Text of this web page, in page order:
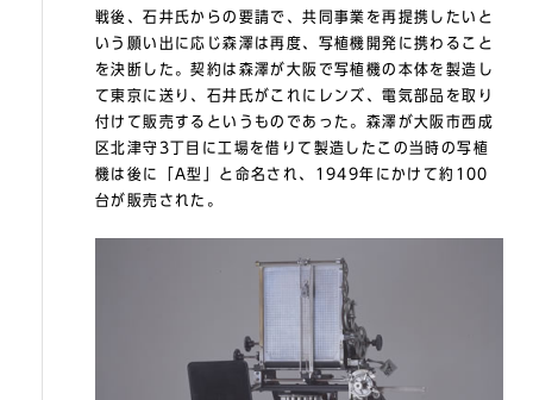
戦後、⽯井⽒からの要請で、共同事業を再提携したいと
いう願い出に応じ森澤は再度、写植機開発に携わること
を決断した。契約は森澤が大阪で写植機の本体を製造し
て東京に送り、石井氏がこれにレンズ、電気部品を取り
付けて販売するというものであった。森澤が大阪市西成
区北津守3丁目に工場を借りて製造したこの当時の写植
機は後に「A型」と命名され、1949年にかけて約100
台が販売された。